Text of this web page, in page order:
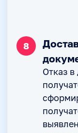
8
Отказ в